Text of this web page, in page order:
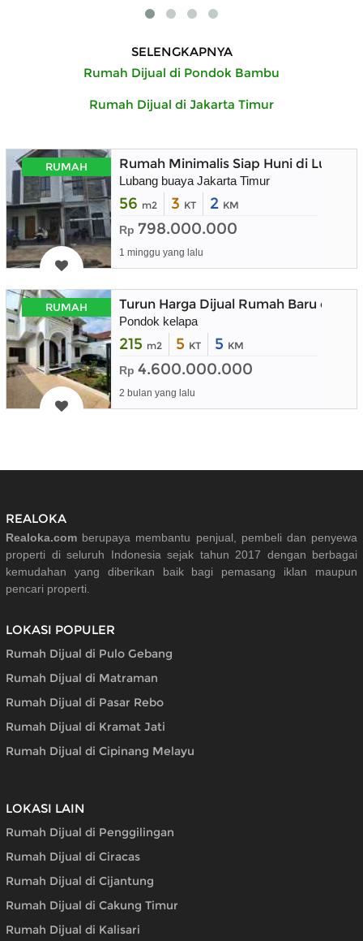
SELENGKAPNYA
Rumah Dijual di Pondok Bambu
Rumah Dijual di Jakarta Timur
RUMAH Rumah Minimalis Siap Huni di
Lubang buaya Jakarta Timur
56 m2 3 KT 2 KM
Rp 798.000.000
1 minggu yang lalu
RUMAH Turun Harga Dijual Rumah Baru
Pondok kelapa
215 m2 5 KT 5 KM
Rp 4.600.000.000
2 bulan yang lalu
REALOKA
Realoka.com berupaya membantu penjual, pembeli dan penyewa
properti di seluruh Indonesia sejak tahun 2017 dengan berbagai
kemudahan yang diberikan baik bagi pemasang iklan maupun
pencari properti.
LOKASI POPULER
Rumah Dijual di Pulo Gebang
Rumah Dijual di Matraman
Rumah Dijual di Pasar Rebo
Rumah Dijual di Kramat Jati
Rumah Dijual di Cipinang Melayu
LOKASI LAIN
Rumah Dijual di Penggilingan
Rumah Dijual di Ciracas
Rumah Dijual di Cijantung
Rumah Dijual di Cakung Timur
Rumah Dijual di Kalisari